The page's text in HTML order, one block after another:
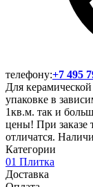
телефону:+7 495
Для
упаковке в
1кв.м. так и
цены! При заказе
отличатся.
Категории
01 Плитка
Доставка